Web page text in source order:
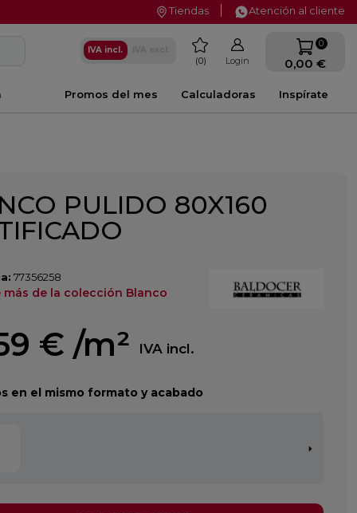
Tiendas Atención al cliente
IVA incl. favorite
0 Login
0
0,00 €
Inspírate
Calculadoras
Promos del mes
PULIDO 80X160
77356258
más de la colección Blanco
€ /m² IVA incl.
en el mismo formato y acabado